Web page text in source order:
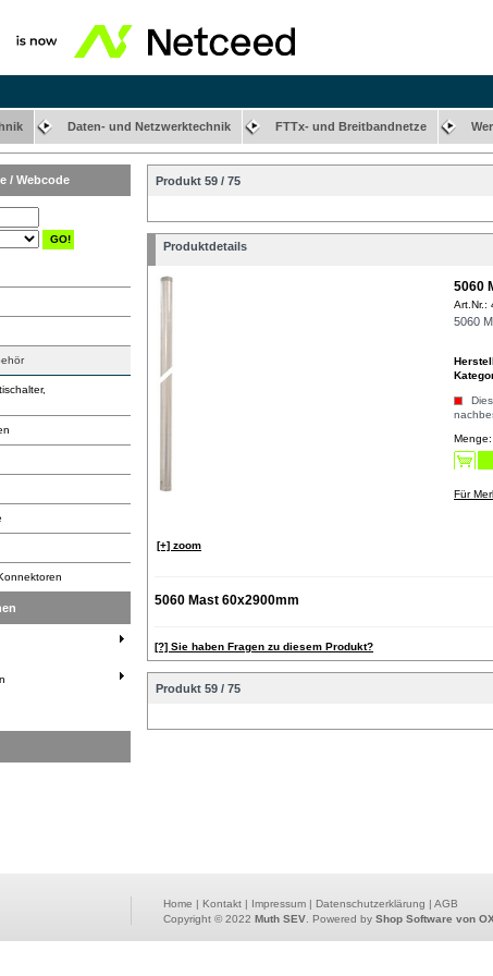
Daten- und Netzwerktechnik FTTx- und Breitbandnetze
/ Webcode Produkt 59 / 75
Produktdetails
5060
Art.Nr.:
[+] zoom
5060
Menge:
Für
5060 Mast 60x2900mm
[?] Sie haben Fragen zu diesem Produkt?
Produkt 59 / 75
Home | Kontakt | Impressum | Datenschutzerklärung | AGB
Copyright © 2022 Muth SEV . Powered by Shop Software von